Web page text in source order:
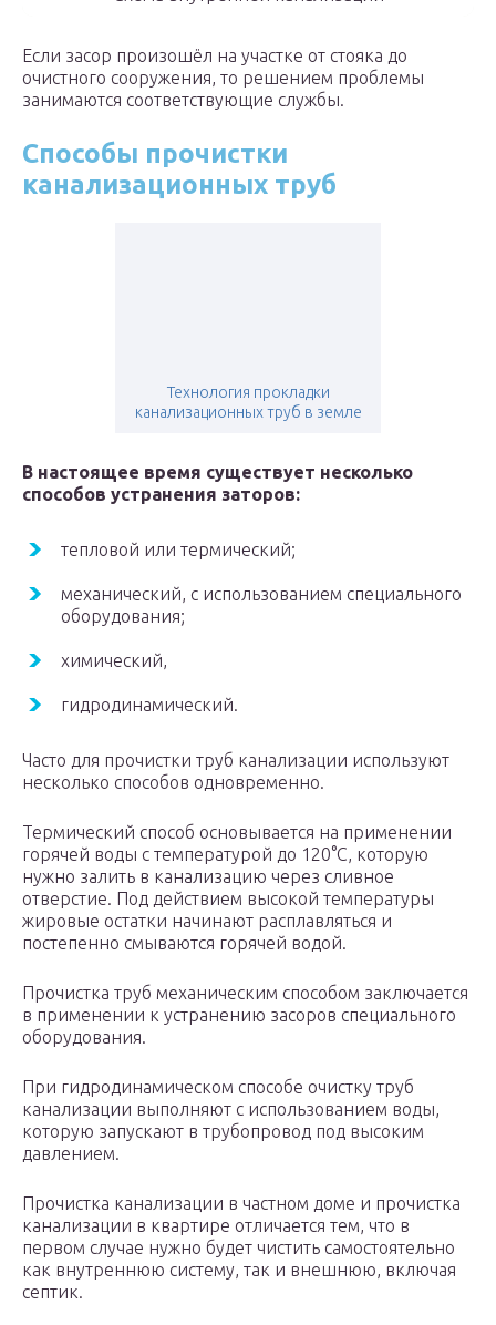
Если засор произошёл на участке от стояка до
очистного сооружения, то решением проблемы
занимаются соответствующие службы.
Способы прочистки
канализационных труб
Технология прокладки
канализационных труб в земле
В настоящее время существует несколько
способов устранения заторов:
тепловой или термический;
механический, с использованием специального
оборудования;
химический,
гидродинамический.
Часто для прочистки труб канализации используют
несколько способов одновременно.
Термический способ основывается на применении
горячей воды с температурой до 120°С, которую
нужно залить в канализацию через сливное
отверстие. Под действием высокой температуры
жировые остатки начинают расплавляться и
постепенно смываются горячей водой.
Прочистка труб механическим способом заключается
в применении к устранению засоров специального
оборудования.
При гидродинамическом способе очистку труб
канализации выполняют с использованием воды,
которую запускают в трубопровод под высоким
давлением.
Прочистка канализации в частном доме и прочистка
канализации в квартире отличается тем, что в
первом случае нужно будет чистить самостоятельно
как внутреннюю систему, так и внешнюю, включая
септик.